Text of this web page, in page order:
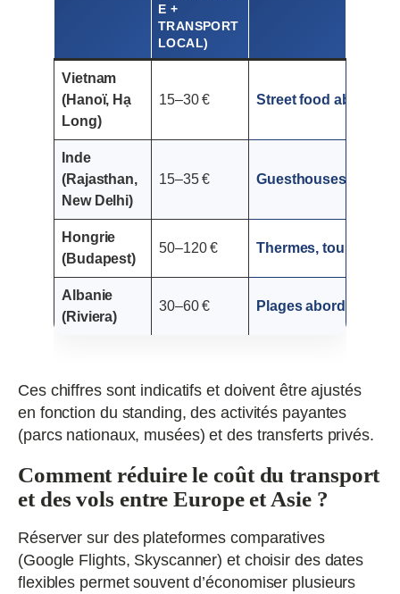
E +
TRANSPORT
LOCAL)
Vietnam
(Hanoï, Hạ
Long)
15–30 € Street food
Inde
(Rajasthan,
New Delhi)
15–35 € Guesthouses
Hongrie
(Budapest)
50–120 € Thermes, tourisme
Albanie
(Riviera)
30–60 € Plages abordables,
Ces chiffres sont indicatifs et doivent être ajustés
en fonction du standing, des activités payantes
(parcs nationaux, musées) et des transferts privés.
Comment réduire le coût du transport
et des vols entre Europe et Asie ?
Réserver sur des plateformes comparatives
(Google Flights, Skyscanner) et choisir des dates
flexibles permet souvent d’économiser plusieurs